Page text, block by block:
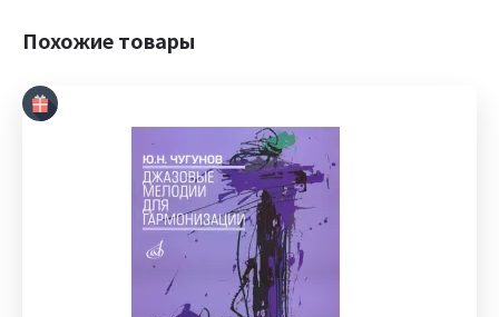
Похожие товары